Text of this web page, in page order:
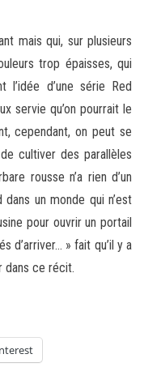
mais qui, sur plusieurs
trop épaisses, qui
l’idée d’une série Red
servie qu’on pourrait le
cependant, on peut se
cultiver des parallèles
rousse n’a rien d’un
un monde qui n’est
pour ouvrir un portail
d’arriver… » fait qu’il y a
dans ce récit.